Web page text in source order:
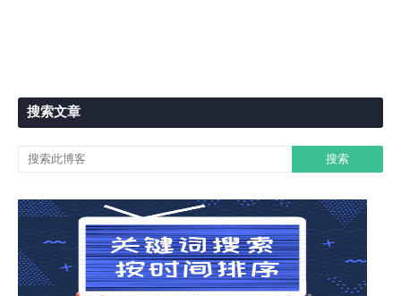
搜索文章